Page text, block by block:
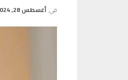
في أغسطس 28, 2024